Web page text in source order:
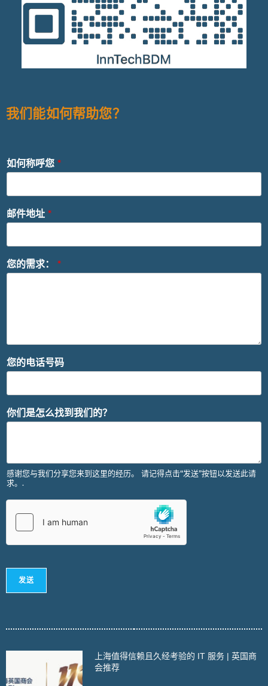
我们能如何帮助您？
如何称呼您 *
邮件地址 *
您的需求： *
您的电话号码
你们是怎么找到我们的？
感谢您与我们分享您来到这里的经历。 请记得点击“发送”按钮以发送此请
求。.
发送
上海值得信赖且久经考验的 IT 服务 | 英国商
会推荐